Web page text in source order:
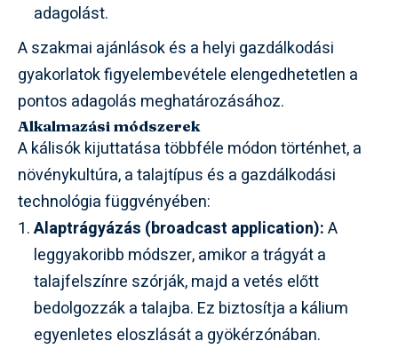
adagolást.
A szakmai ajánlások és a helyi gazdálkodási
gyakorlatok figyelembevétele elengedhetetlen a
pontos adagolás meghatározásához.
Alkalmazási módszerek
A kálisók kijuttatása többféle módon történhet, a
növénykultúra, a talajtípus és a gazdálkodási
technológia függvényében:
Alaptrágyázás (broadcast application):A
leggyakoribb módszer, amikor a trágyát a
talajfelszínre szórják, majd a vetés előtt
bedolgozzák a talajba. Ez biztosítja a kálium
egyenletes eloszlását a gyökérzónában.